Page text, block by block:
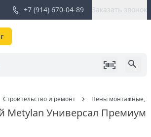
+7 (914) 670-04-89 Заказать звонок
Строительство и ремонт Пены монтажные,
Metylan Универсал Премиум